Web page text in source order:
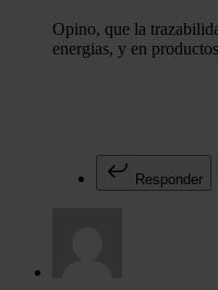
Opino, que la
energias, y en
Responder